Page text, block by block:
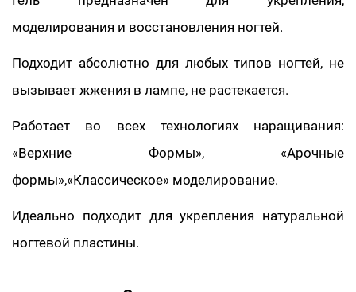
моделирования и восстановления ногтей.
Подходит абсолютно для любых типов ногтей, не
вызывает жжения в лампе, не растекается.
Работает во всех технологиях наращивания:
«Верхние Формы», «Арочные
формы»,«Классическое» моделирование.
Идеально подходит для укрепления натуральной
ногтевой пластины.